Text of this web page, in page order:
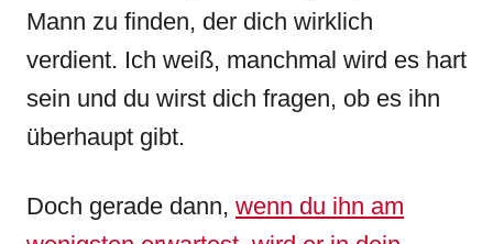
Mann zu finden, der dich wirklich
verdient. Ich weiß, manchmal wird es hart
sein und du wirst dich fragen, ob es ihn
überhaupt gibt.
Doch gerade dann, wenn du ihn am